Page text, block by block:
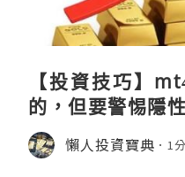
【投資技巧】
的，但要警惕隱
懶人投資寶典 1